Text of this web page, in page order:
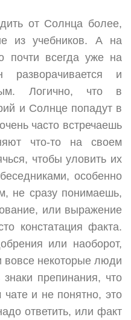
от Солнца более,
из учебников. А на
почти всегда уже на
разворачивается и
Логично, что в
и Солнце попадут в
часто встречаешь
что-то на своем
чтобы уловить их
особенно
не сразу понимаешь,
или выражение
констатация факта.
или наоборот,
вовсе некоторые люди
знаки препинания, что
и не понятно, это
ответить, или факт